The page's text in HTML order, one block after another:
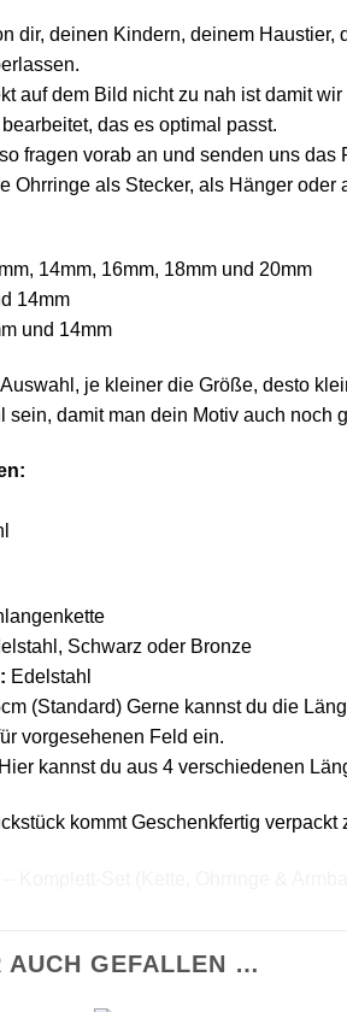
dir, deinen Kindern, deinem
auf dem Bild nicht zu nah ist damit
das es optimal passt.
fragen vorab an und senden uns
Ohrringe als Stecker, als Hänger
14mm, 16mm, 18mm und 20mm
14mm
und 14mm
je kleiner die Größe, desto
sein, damit man dein Motiv auch noch
Schwarz oder Bronze
Edelstahl
(Standard) Gerne kannst du die
vorgesehenen Feld ein.
Hier kannst du aus 4 verschiedenen
kommt Geschenkfertig verpackt
AUCH GEFALLEN …